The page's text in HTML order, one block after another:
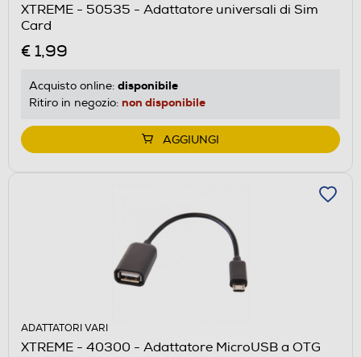
XTREME - 50535 - Adattatore universali di Sim
Card
€ 1,99
Acquisto online: disponibile
Ritiro in negozio: non disponibile
AGGIUNGI
ADATTATORI VARI
XTREME - 40300 - Adattatore MicroUSB a OTG